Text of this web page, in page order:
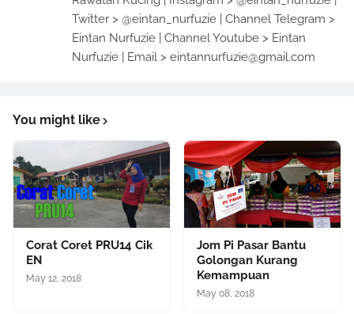
Twitter > @eintan_nurfuzie | Channel Telegram >
Eintan Nurfuzie | Channel Youtube > Eintan
Nurfuzie | Email > eintannurfuzie@gmail.com
You might like
Corat Coret PRU14 Cik
EN
May 12, 2018
Jom Pi Pasar Bantu
Golongan Kurang
Kemampuan
May 08, 2018